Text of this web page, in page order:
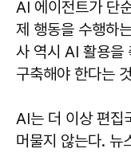
AI 에이전트가 단
제 행동을 수행하
사 역시 AI 활용을
구축해야 한다는
AI는 더 이상 편집
머물지 않는다. 뉴